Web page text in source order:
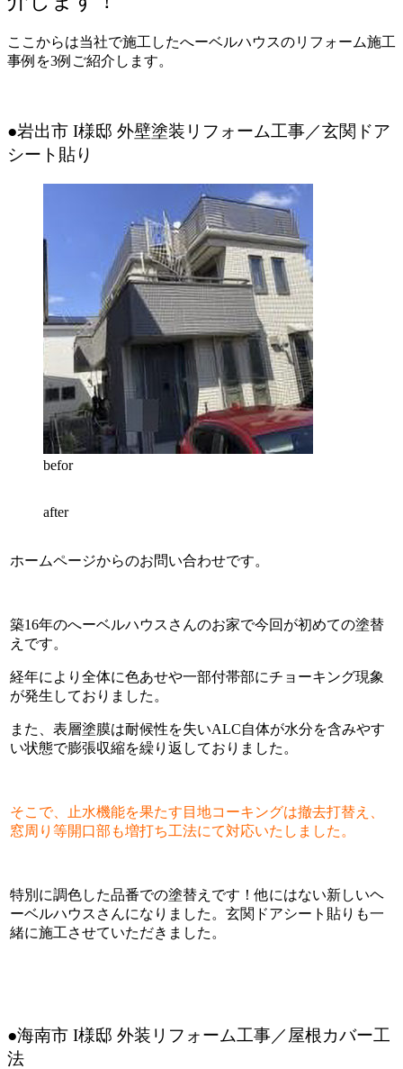
ここからは当社で施工したへーベルハウスのリフォーム施工
事例を3例ご紹介します。
●岩出市 I様邸 外壁塗装リフォーム工事／玄関ドア
シート貼り
befor
after
ホームページからのお問い合わせです。
築16年のへーベルハウスさんのお家で今回が初めての塗替
えです。
経年により全体に色あせや一部付帯部にチョーキング現象
が発生しておりました。
また、表層塗膜は耐候性を失いALC自体が水分を含みやす
い状態で膨張収縮を繰り返しておりました。
そこで、止水機能を果たす目地コーキングは撤去打替え、
窓周り等開口部も増打ち工法にて対応いたしました。
特別に調色した品番での塗替えです！他にはない新しいヘ
ーベルハウスさんになりました。玄関ドアシート貼りも一
緒に施工させていただきました。
●海南市 I様邸 外装リフォーム工事／屋根カバー工
法